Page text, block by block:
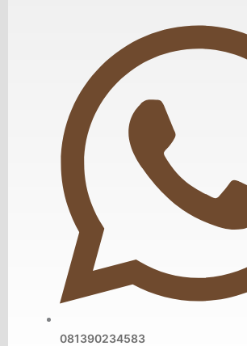
081390234583